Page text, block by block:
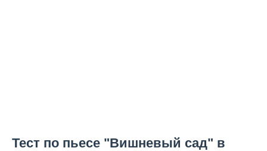
Тест по пьесе "Вишневый сад" в